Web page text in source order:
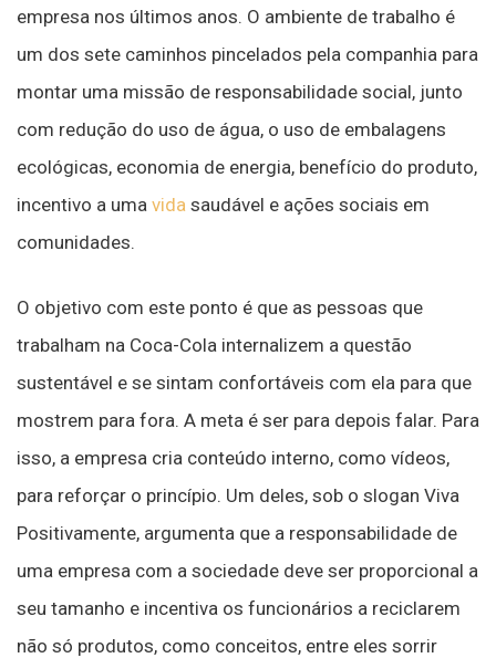
empresa nos últimos anos. O ambiente de trabalho é
um dos sete caminhos pincelados pela companhia para
montar uma missão de responsabilidade social, junto
com redução do uso de água, o uso de embalagens
ecológicas, economia de energia, benefício do produto,
incentivo a uma vida saudável e ações sociais em
comunidades.
O objetivo com este ponto é que as pessoas que
trabalham na Coca-Cola internalizem a questão
sustentável e se sintam confortáveis com ela para que
mostrem para fora. A meta é ser para depois falar. Para
isso, a empresa cria conteúdo interno, como vídeos,
para reforçar o princípio. Um deles, sob o slogan Viva
Positivamente, argumenta que a responsabilidade de
uma empresa com a sociedade deve ser proporcional a
seu tamanho e incentiva os funcionários a reciclarem
não só produtos, como conceitos, entre eles sorrir